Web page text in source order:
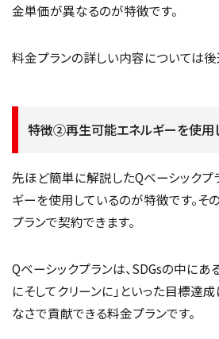
金単価が異なるのが特徴です。
料金プランの詳しい内容については後
特徴②再生可能エネルギーを使用
先ほど簡単に解説したQベーシックプ
ギーを使用しているのが特徴です。そ
プランで契約できます。
Qベーシックプランは、SDGsの中にあ
にそしてクリーンに」といった目標達
なさで貢献できる料金プランです。